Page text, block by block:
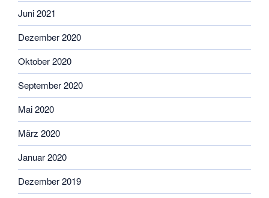
Juni 2021
Dezember 2020
Oktober 2020
September 2020
Mai 2020
März 2020
Januar 2020
Dezember 2019